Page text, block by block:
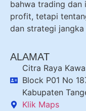
bahwa trading dan
profit, tetapi
dan strategi jangka
ALAMAT
Citra Raya
Block P01 No
Kabupaten
Klik Maps